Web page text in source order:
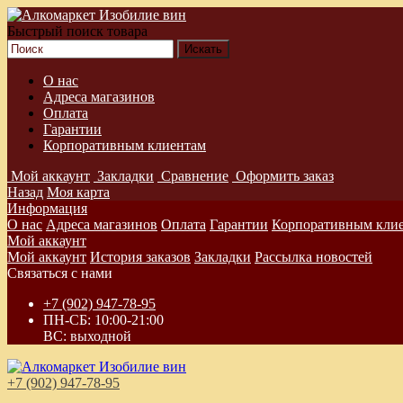
Быстрый поиск товара
О нас
Адреса магазинов
Оплата
Гарантии
Корпоративным клиентам
Мой аккаунт Закладки Сравнение Оформить заказ
Назад Моя карта
Информация
О нас Адреса магазинов Оплата Гарантии Корпоративным
Мой аккаунт
Мой аккаунт История заказов Закладки Рассылка новостей
Связаться с нами
+7 (902) 947-78-95
ПН-СБ: 10:00-21:00
ВС: выходной
+7 (902) 947-78-95